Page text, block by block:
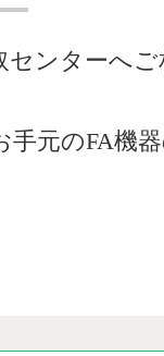
センターへ
元のFA機